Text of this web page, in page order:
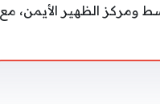
ومركز الظهير الأيمن، مع